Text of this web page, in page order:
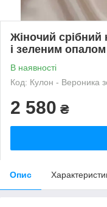
Жіночий срібний
і зеленим опалом
В наявності
Код: Кулон - Вероника
2 580 ₴
Опис